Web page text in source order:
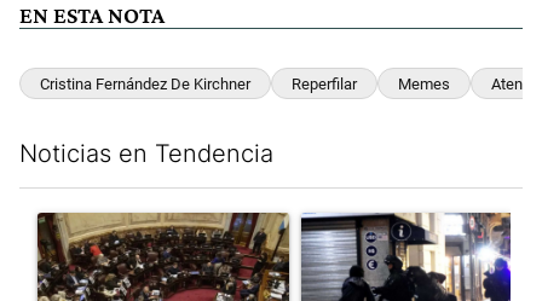
EN ESTA NOTA
Cristina Fernández De Kirchner Reperfilar Memes
Noticias en Tendencia
Un artículo de tendencia con el título "El Senado dio media
Un artículo de tendencia con